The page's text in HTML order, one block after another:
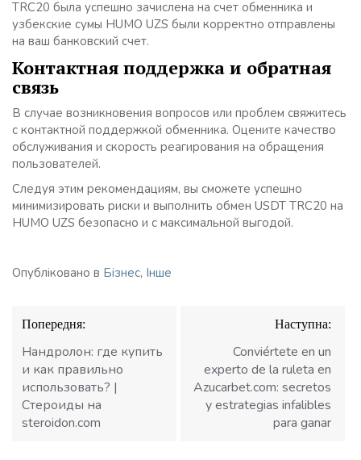
TRC20 была успешно зачислена на счет обменника и
узбекские сумы HUMO UZS были корректно отправлены
на ваш банковский счет.
Контактная поддержка и обратная
связь
В случае возникновения вопросов или проблем свяжитесь
с контактной поддержкой обменника. Оцените качество
обслуживания и скорость реагирования на обращения
пользователей.
Следуя этим рекомендациям, вы сможете успешно
минимизировать риски и выполнить обмен USDT TRC20 на
HUMO UZS безопасно и с максимальной выгодой.
Опубліковано в Бізнес, Інше
Навігація
записів
Попередня:
Нандролон: где купить
и как правильно
использовать? |
Стероиды на
steroidon.com
Наступна:
Conviértete en un
experto de la ruleta en
Azucarbet.com: secretos
y estrategias infalibles
para ganar